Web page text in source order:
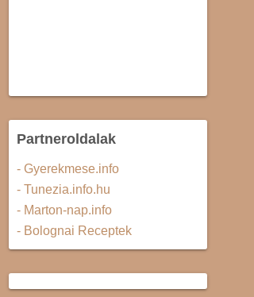
Partneroldalak
- Gyerekmese.info
- Tunezia.info.hu
- Marton-nap.info
- Bolognai Receptek